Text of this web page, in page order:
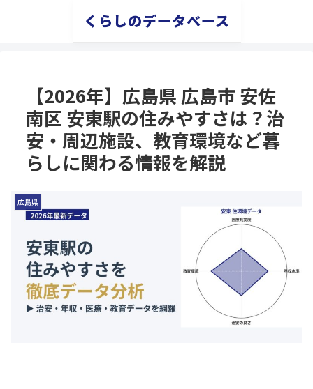
くらしのデータベース
【2026年】広島県 広島市 安佐
南区 安東駅の住みやすさは？治
安・周辺施設、教育環境など暮
らしに関わる情報を解説
広島県